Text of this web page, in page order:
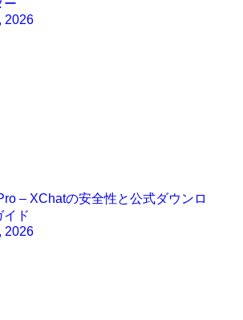
ー
2026
– XChatの安全性と公式ダウンロ
イド
2026